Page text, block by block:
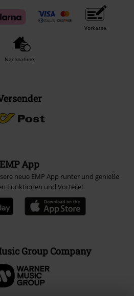
Vorkasse
Nachnahme
EMP App
neue EMP App runter und genieße
Funktionen und Vorteile!
Group Company